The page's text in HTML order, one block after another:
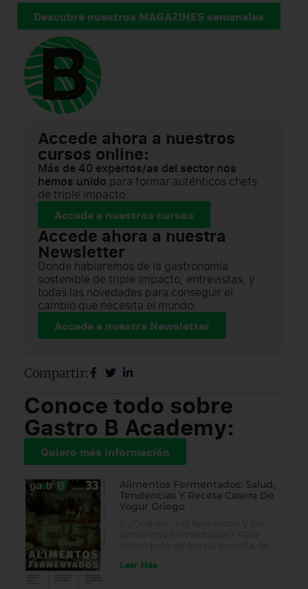
Descubre nuestros MAGAZINES semanales
Accede ahora a nuestros
cursos online:
Más de 40 expertos/as del sector nos
hemos unido para formar auténticos chefs
de triple impacto:
Accede a nuestros cursos
Accede ahora a nuestra
Newsletter
Donde hablaremos de la gastronomía
sostenible de triple impacto, entrevistas, y
todas las novedades para conseguir el
cambio que necesita el mundo:
Accede a nuestra Newsletter
Compartir:
Conoce todo sobre
Gastro B Academy:
Quiero más información
Alimentos Fermentados: Salud,
Tendencias Y Receta Casera De
Yogur Griego
1. ¿Qué son los fermentos y los
alimentos fermentados? Para
entenderlo de forma sencilla, la
Leer Más